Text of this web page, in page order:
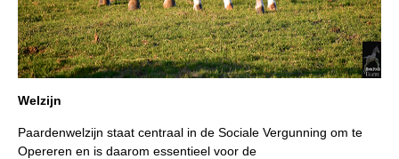
Welzijn
Paardenwelzijn staat centraal in de Sociale Vergunning om te
Opereren en is daarom essentieel voor de